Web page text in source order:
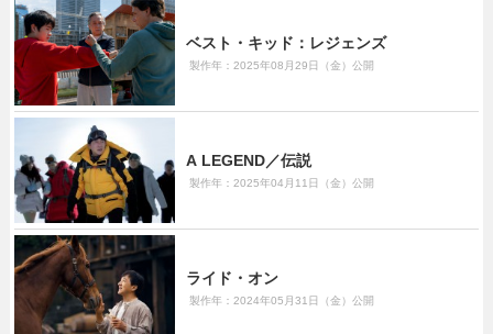
ベスト・キッド：レジェンズ
製作年：2025年08月29日（金）公開
A LEGEND／伝説
製作年：2025年04月11日（金）公開
ライド・オン
製作年：2024年05月31日（金）公開